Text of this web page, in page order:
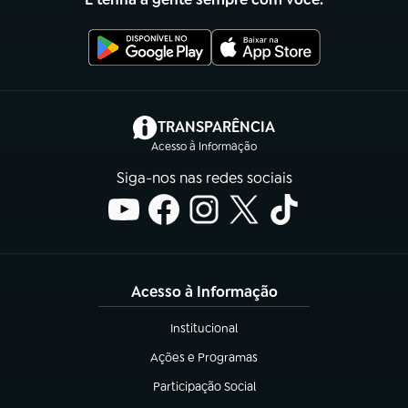
TRANSPARÊNCIA
Acesso à Informação
(abre em nova aba)
Siga-nos nas redes sociais
Acesso à Informação
Institucional
(abre em nova aba)
Ações e Programas
(abre em nova aba)
Participação Social
(abre em nova aba)